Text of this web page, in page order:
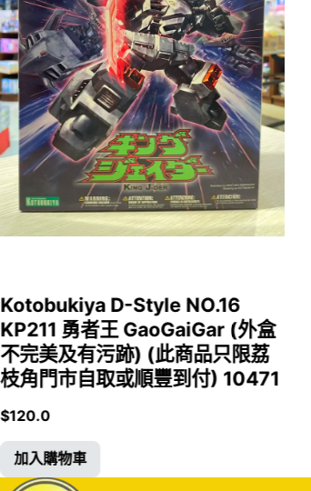
Kotobukiya D-Style NO.16
KP211 勇者王 GaoGaiGar (外盒
不完美及有污跡) (此商品只限荔
枝角門市自取或順豐到付) 10471
$120.0
加入購物車